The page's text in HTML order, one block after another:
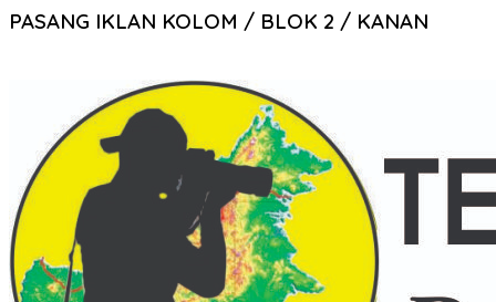
PASANG IKLAN KOLOM / BLOK 2 / KANAN